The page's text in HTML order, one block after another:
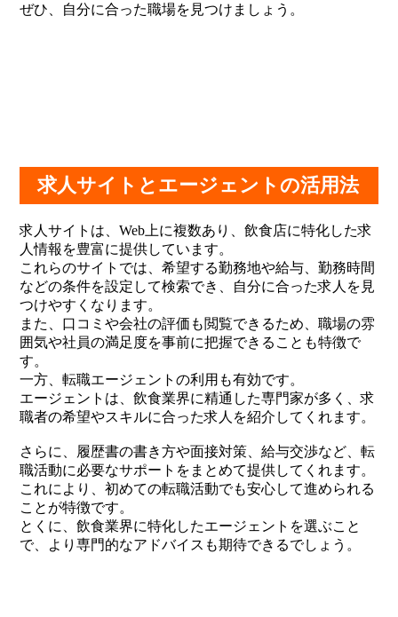
ぜひ、自分に合った職場を見つけましょう。
求人サイトとエージェントの活用法
求人サイトは、Web上に複数あり、飲食店に特化した求
人情報を豊富に提供しています。
これらのサイトでは、希望する勤務地や給与、勤務時間
などの条件を設定して検索でき、自分に合った求人を見
つけやすくなります。
また、口コミや会社の評価も閲覧できるため、職場の雰
囲気や社員の満足度を事前に把握できることも特徴で
す。
一方、転職エージェントの利用も有効です。
エージェントは、飲食業界に精通した専門家が多く、求
職者の希望やスキルに合った求人を紹介してくれます。
さらに、履歴書の書き方や面接対策、給与交渉など、転
職活動に必要なサポートをまとめて提供してくれます。
これにより、初めての転職活動でも安心して進められる
ことが特徴です。
とくに、飲食業界に特化したエージェントを選ぶこと
で、より専門的なアドバイスも期待できるでしょう。